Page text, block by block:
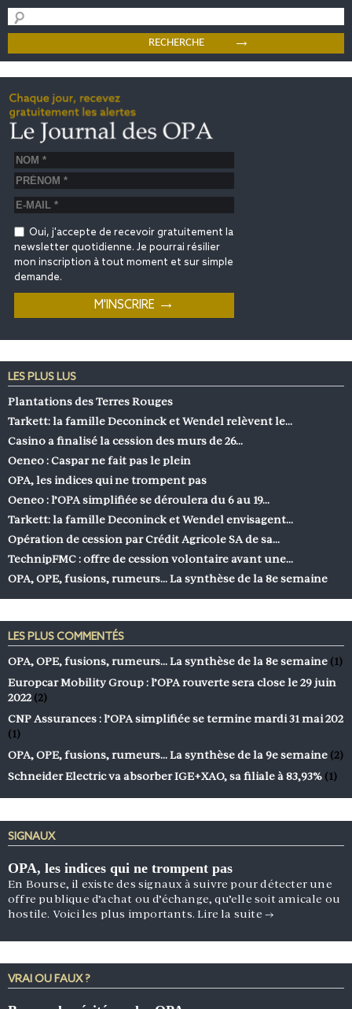
Oui, j'accepte de recevoir gratuitement la
newsletter quotidienne. Je pourrai résilier
mon inscription à tout moment et sur simple
demande.
LES PLUS LUS
Plantations des Terres Rouges
Tarkett: la famille Deconinck et Wendel relèvent le…
Casino a finalisé la cession des murs de 26…
Oeneo : Caspar ne fait pas le plein
OPA, les indices qui ne trompent pas
Oeneo : l’OPA simplifiée se déroulera du 6 au 19…
Tarkett: la famille Deconinck et Wendel envisagent…
Opération de cession par Crédit Agricole SA de sa…
TechnipFMC : offre de cession volontaire avant une…
OPA, OPE, fusions, rumeurs… La synthèse de la 8e semaine
LES PLUS COMMENTÉS
OPA, OPE, fusions, rumeurs… La synthèse de la 8e semaine (1)
Europcar Mobility Group : l’OPA rouverte sera close le 29 juin
2022 (2)
CNP Assurances : l’OPA simplifiée se termine mardi 31 mai 202
(1)
OPA, OPE, fusions, rumeurs… La synthèse de la 9e semaine (2)
Schneider Electric va absorber IGE+XAO, sa filiale à 83,93% (1)
SIGNAUX
OPA, les indices qui ne trompent pas
En Bourse, il existe des signaux à suivre pour détecter une
offre publique d’achat ou d’échange, qu’elle soit amicale ou
hostile. Voici les plus importants.Lire la suite →
VRAI OU FAUX ?